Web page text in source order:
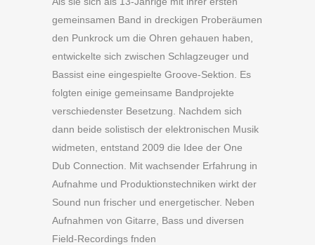
gemeinsamen Band in dreckigen Proberäumen
den Punkrock um die Ohren gehauen haben,
entwickelte sich zwischen Schlagzeuger und
Bassist eine eingespielte Groove-Sektion. Es
folgten einige gemeinsame Bandprojekte
verschiedenster Besetzung. Nachdem sich
dann beide solistisch der elektronischen Musik
widmeten, entstand 2009 die Idee der One
Dub Connection. Mit wachsender Erfahrung in
Aufnahme und Produktionstechniken wirkt der
Sound nun frischer und energetischer. Neben
Aufnahmen von Gitarre, Bass und diversen
Field-Recordings fnden